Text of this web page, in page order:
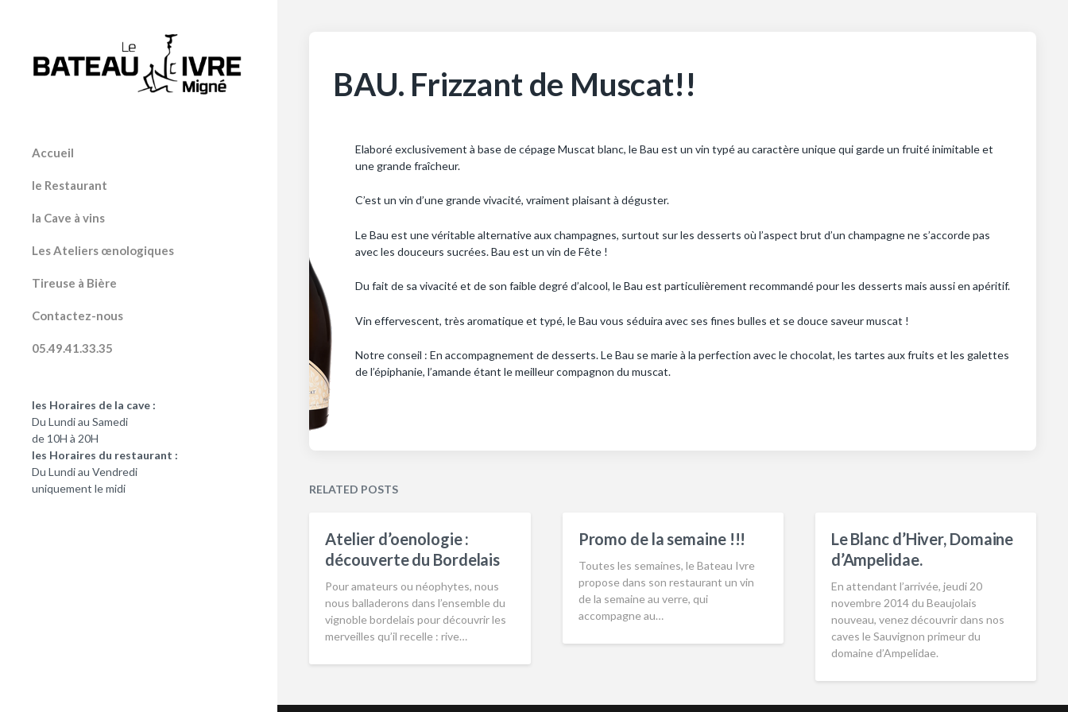
Accueil
le Restaurant
la Cave à vins
Les Ateliers œnologiques
Tireuse à Bière
Contactez-nous
05.49.41.33.35
les Horaires de la cave :
Du Lundi au Samedi
de 10H à 20H
les Horaires du restaurant :
Du Lundi au Vendredi
uniquement le midi
BAU. Frizzant de Muscat!!
Elaboré exclusivement à base de cépage Muscat blanc, le Bau est un vin typé au caractère unique qui garde un fruité inimitable et
une grande fraîcheur.
C’est un vin d’une grande vivacité, vraiment plaisant à déguster.
Le Bau est une véritable alternative aux champagnes, surtout sur les desserts où l’aspect brut d’un champagne ne s’accorde pas
avec les douceurs sucrées. Bau est un vin de Fête !
Du fait de sa vivacité et de son faible degré d’alcool, le Bau est particulièrement recommandé pour les desserts mais aussi en apéritif.
Vin effervescent, très aromatique et typé, le Bau vous séduira avec ses fines bulles et se douce saveur muscat !
Notre conseil : En accompagnement de desserts. Le Bau se marie à la perfection avec le chocolat, les tartes aux fruits et les galettes
de l’épiphanie, l’amande étant le meilleur compagnon du muscat.
RELATED POSTS
Atelier d’oenologie :
découverte du Bordelais
Pour amateurs ou néophytes, nous
nous balladerons dans l’ensemble du
vignoble bordelais pour découvrir les
merveilles qu’il recelle : rive…
Promo de la semaine !!!
Toutes les semaines, le Bateau Ivre
propose dans son restaurant un vin
de la semaine au verre, qui
accompagne au…
Le Blanc d’Hiver, Domaine
d’Ampelidae.
En attendant l’arrivée, jeudi 20
novembre 2014 du Beaujolais
nouveau, venez découvrir dans nos
caves le Sauvignon primeur du
domaine d’Ampelidae.